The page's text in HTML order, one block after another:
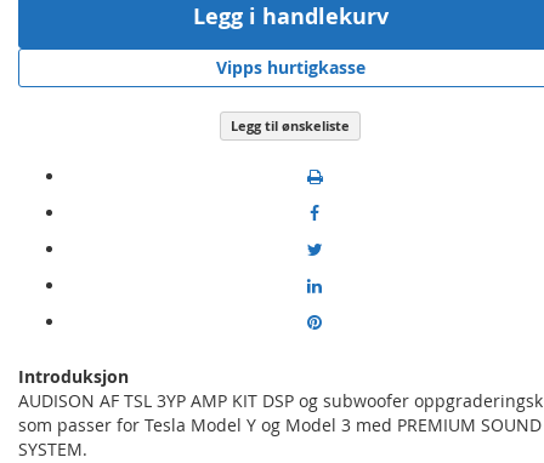
Legg i handlekurv
Vipps hurtigkasse
Legg til ønskeliste
Introduksjon
AUDISON AF TSL 3YP AMP KIT DSP og subwoofer
som passer for Tesla Model Y og Model 3 med PREMIUM SOUND
SYSTEM.